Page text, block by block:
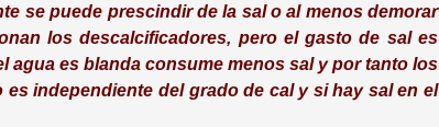
se puede prescindir de la sal o al menos demorar
los descalcificadores, pero el gasto de sal es
agua es blanda consume menos sal y por tanto los
independiente del grado de cal y si hay sal en el